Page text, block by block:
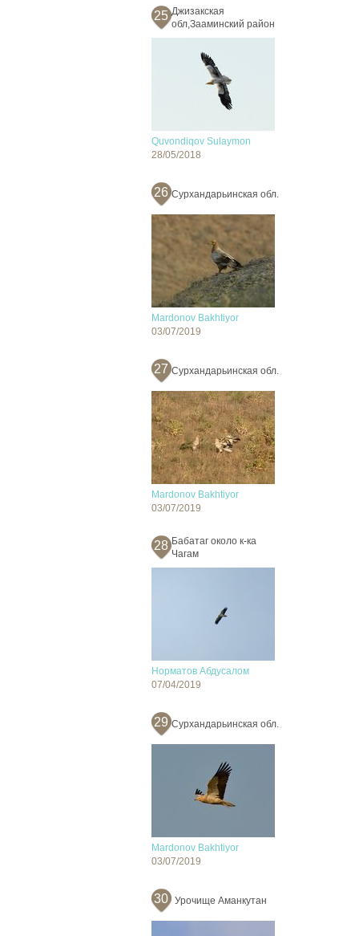
25 Джизакская
обл,Зааминский район
Quvondiqov Sulaymon
28/05/2018
26 Сурхандарьинская обл.
Mardonov Bakhtiyor
03/07/2019
27 Сурхандарьинская обл.
Mardonov Bakhtiyor
03/07/2019
28 Бабатаг около к-ка
Чагам
Норматов Абдусалом
07/04/2019
29 Сурхандарьинская обл.
Mardonov Bakhtiyor
03/07/2019
30 Урочище Аманкутан